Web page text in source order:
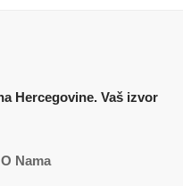
O Nama